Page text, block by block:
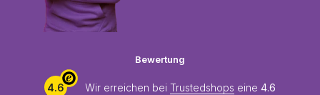
Bewertung
4.6 Wir erreichen bei Trustedshops eine 4.6